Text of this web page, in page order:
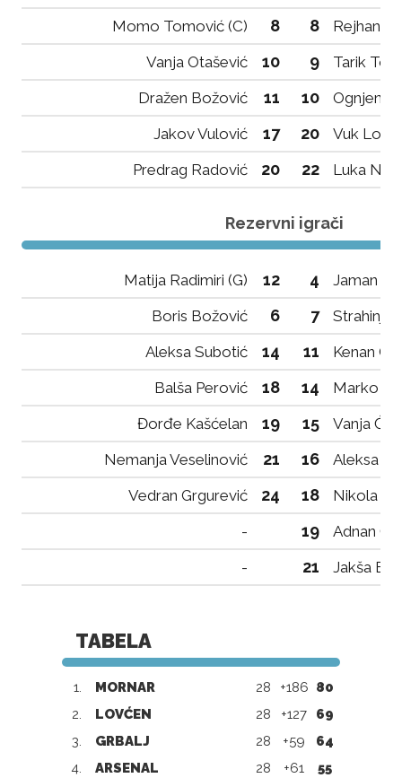
Momo Tomović (C)
8 8
Rejhan
Vanja Otašević
10 9
Tarik
Dražen Božović
11 10
Ognjen
Jakov Vulović
17 20
Vuk
Predrag Radović
20 22 Luka
Rezervni igrači
Matija Radimiri (G) 12 4
Jaman
Boris Božović
6 7
Strahinja
Aleksa Subotić
14 11
Kenan
Balša Perović
18 14
Marko
Đorđe Kašćelan
19 15
Vanja
Nemanja Veselinović
21 16
Aleksa
Vedran Grgurević
24 18
Nikola
-
19
Adnan
-
21 Jakša
TABELA
1. MORNAR 28 +186 80
2.
LOVĆEN 28 +127
69
3.
GRBALJ 28 +59
64
4.
ARSENAL 28 +61
55